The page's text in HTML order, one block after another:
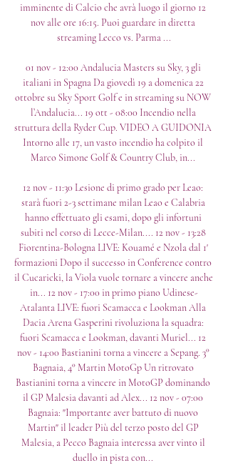
imminente di Calcio che avrà luogo il giorno 12
nov alle ore 16:15. Puoi guardare in diretta
streaming Lecco vs. Parma ...
01 nov - 12:00 Andalucia Masters su Sky, 3 gli
italiani in Spagna Da giovedì 19 a domenica 22
ottobre su Sky Sport Golf e in streaming su NOW
l’Andalucia... 19 ott - 08:00 Incendio nella
struttura della Ryder Cup. VIDEO A GUIDONIA
Intorno alle 17, un vasto incendio ha colpito il
Marco Simone Golf & Country Club, in...
12 nov - 11:30 Lesione di primo grado per Leao:
starà fuori 2-3 settimane milan Leao e Calabria
hanno effettuato gli esami, dopo gli infortuni
subiti nel corso di Lecce-Milan.... 12 nov - 13:28
Fiorentina-Bologna LIVE: Kouamé e Nzola dal 1'
formazioni Dopo il successo in Conference contro
il Cucaricki, la Viola vuole tornare a vincere anche
in... 12 nov - 17:00 in primo piano Udinese-
Atalanta LIVE: fuori Scamacca e Lookman Alla
Dacia Arena Gasperini rivoluziona la squadra:
fuori Scamacca e Lookman, davanti Muriel... 12
nov - 14:00 Bastianini torna a vincere a Sepang. 3°
Bagnaia, 4° Martin MotoGp Un ritrovato
Bastianini torna a vincere in MotoGP dominando
il GP Malesia davanti ad Alex... 12 nov - 07:00
Bagnaia: "Importante aver battuto di nuovo
Martin" il leader Più del terzo posto del GP
Malesia, a Pecco Bagnaia interessa aver vinto il
duello in pista con...